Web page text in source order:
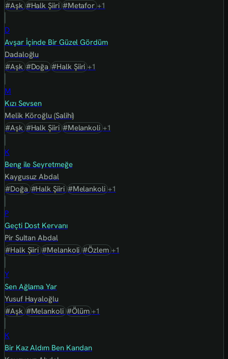
#Aşk#Halk Şiiri#Metafor+1
D
Avşar İçinde Bir Güzel Gördüm
Dadaloğlu
#Aşk#Doğa#Halk Şiiri+1
M
Kızı Sevsen
Melik Köroğlu (Salihi)
#Aşk#Halk Şiiri#Melankoli+1
K
Beng ile Seyretmeğe
Kaygusuz Abdal
#Doğa#Halk Şiiri#Melankoli+1
P
Geçti Dost Kervanı
Pir Sultan Abdal
#Halk Şiiri#Melankoli#Özlem+1
Y
Sen Ağlama Yar
Yusuf Hayaloğlu
#Aşk#Melankoli#Ölüm+1
K
Bir Kaz Aldım Ben Karıdan